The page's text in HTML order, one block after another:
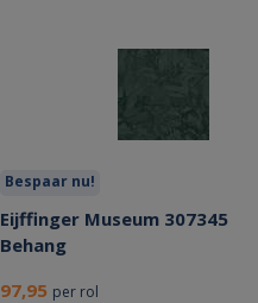
Bespaar nu!
Eijffinger Museum 307345
Behang
97,95 per rol